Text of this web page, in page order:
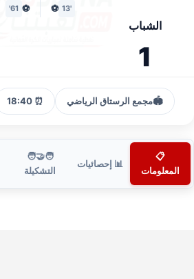
الشباب
1
'13
⚽
⚽
61'
🏟️مجمع الرستاق الرياضي ⏰ 18:40
📋
المعلومات
📊 إحصائيات
🧑‍🤝‍🧑
التشكيلة